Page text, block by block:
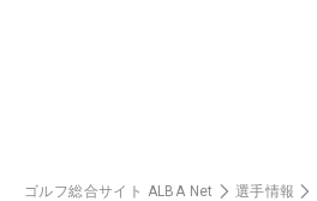
ゴルフ総合サイト ALBA Net 選手情報